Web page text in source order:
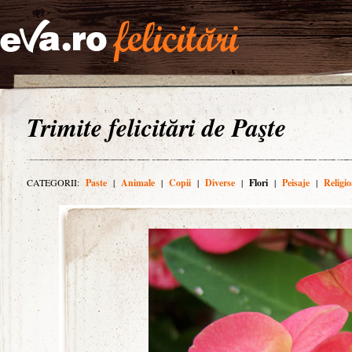
Trimite felicitări de Paşte
CATEGORII: Paste | Animale | Copii | Diverse | Flori | Peisaje |